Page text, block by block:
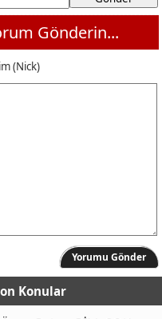
Gönderin...
(Nick)
Yorumu Gönder
Konular